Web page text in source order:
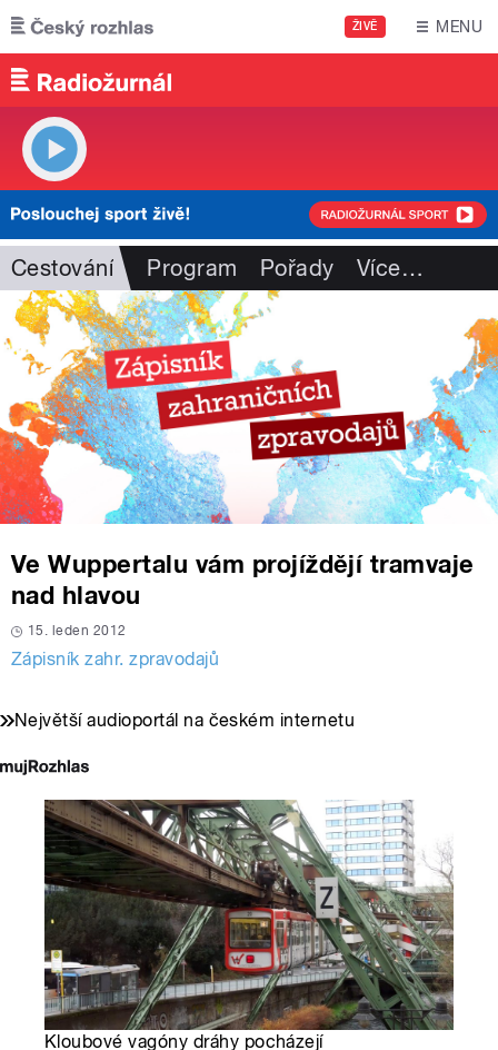
Přejít k hlavnímu obsahu
ŽIVĚ MENU
Cestování Program Pořady Více…
Ve Wuppertalu vám projíždějí tramvaje
nad hlavou
15. leden 2012
Zápisník zahr. zpravodajů
Největší audioportál na českém internetu
Kloubové vagóny dráhy pocházejí